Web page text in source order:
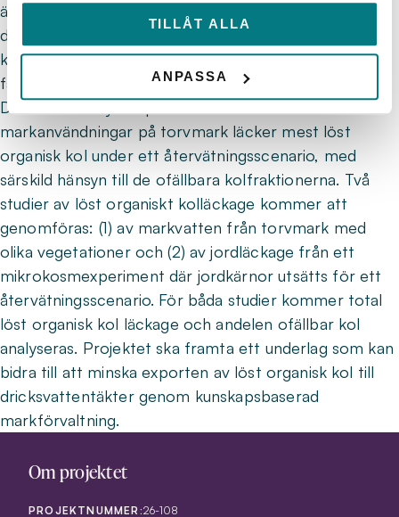
TILLÅT ALLA
ANPASSA
äga rum i avrinningsområden som leder till
dricksvattentäkter, särskilt ifall de läcker just den
kolfraktion som inte enkelt kan renas genom kemisk
fällning.
Denna studie syftar på att undersöka vilka
markanvändningar på torvmark läcker mest löst
organisk kol under ett återvätningsscenario, med
särskild hänsyn till de ofällbara kolfraktionerna. Två
studier av löst organiskt kolläckage kommer att
genomföras: (1) av markvatten från torvmark med
olika vegetationer och (2) av jordläckage från ett
mikrokosmexperiment där jordkärnor utsätts för ett
återvätningsscenario. För båda studier kommer total
löst organisk kol läckage och andelen ofällbar kol
analyseras. Projektet ska framta ett underlag som kan
bidra till att minska exporten av löst organisk kol till
dricksvattentäkter genom kunskapsbaserad
markförvaltning.
Om projektet
PROJEKTNUMMER:26-108